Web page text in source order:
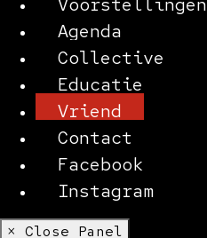
Agenda
Collective
Educatie
Vriend
Contact
Facebook
Instagram
× Close Panel